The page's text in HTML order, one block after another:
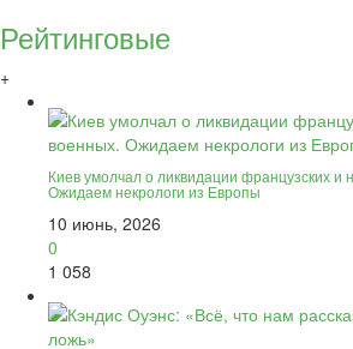
Рейтинговые
+
Киев умолчал о ликвидации французских и
Ожидаем некрологи из Европы
10 июнь, 2026
0
1 058